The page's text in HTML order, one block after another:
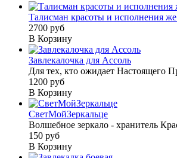
Талисман красоты и исполнения
2700 руб
В Корзину
Завлекалочка для Ассоль
Для тех, кто ожидает Настоящего
1200 руб
В Корзину
СветМойЗеркальце
Волшебное зеркало - хранитель
150 руб
В Корзину